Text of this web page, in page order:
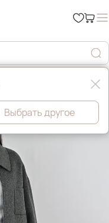
Выбрать другое